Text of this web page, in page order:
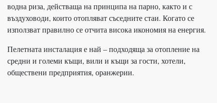
водна риза, действаща на принципа на парно, както и с
въздуховоди, които отопляват съседните стаи. Когато се
използват правилно се отчита висока икономия на енергия.
Пелетната инсталация е най – подходяща за отопление на
средни и големи къщи, вили и къщи за гости, хотели,
обществени предприятия, оранжерии.